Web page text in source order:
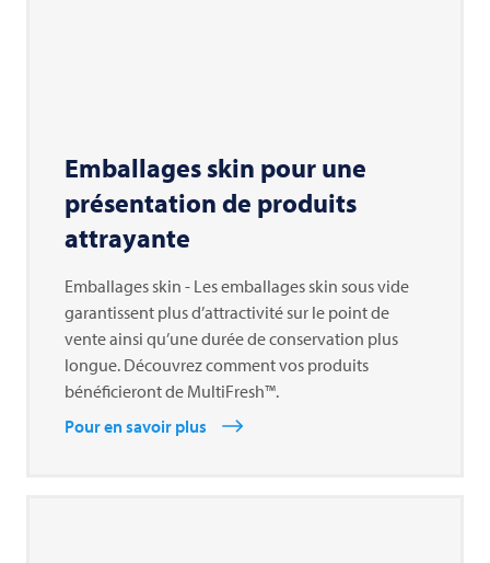
Emballages skin pour une
présentation de produits
attrayante
Emballages skin - Les emballages skin sous vide
garantissent plus d’attractivité sur le point de
vente ainsi qu’une durée de conservation plus
longue. Découvrez comment vos produits
bénéficieront de MultiFresh™.
Pour en savoir plus